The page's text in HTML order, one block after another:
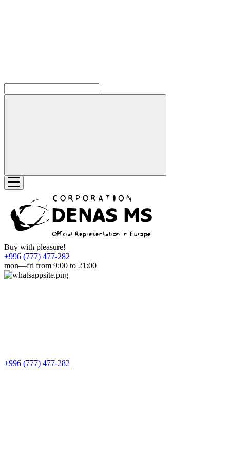
Buy with pleasure!
+996 (777) 477-282
mon—fri from 9:00 to 21:00
+996 (777) 477-282